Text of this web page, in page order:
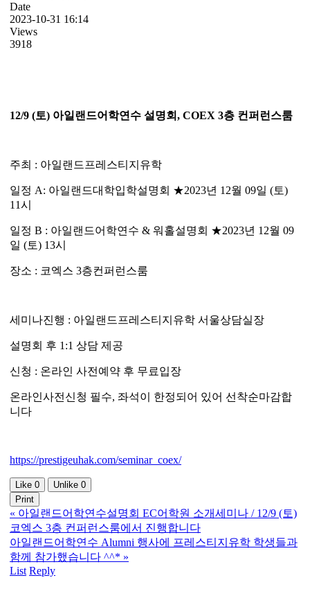
Date
2023-10-31 16:14
Views
3918
12/9 (토) 아일랜드어학연수 설명회, COEX 3층 컨퍼런스룸
주최 : 아일랜드프레스티지유학
일정 A: 아일랜드대학입학설명회 ★2023년 12월 09일 (토)
11시
일정 B : 아일랜드어학연수 & 워홀설명회 ★2023년 12월 09
일 (토) 13시
장소 : 코엑스 3층컨퍼런스룸
세미나진행 : 아일랜드프레스티지유학 서울상담실장
설명회 후 1:1 상담 제공
신청 : 온라인 사전예약 후 무료입장
온라인사전신청 필수, 좌석이 한정되어 있어 선착순마감합
니다
https://prestigeuhak.com/seminar_coex/
Like 0 Unlike 0
Print
« 아일랜드어학연수설명회 EC어학원 소개세미나 / 12/9 (토)
코엑스 3층 컨퍼런스룸에서 진행합니다
아일랜드어학연수 Alumni 행사에 프레스티지유학 학생들과
함께 참가했습니다 ^^* »
List Reply